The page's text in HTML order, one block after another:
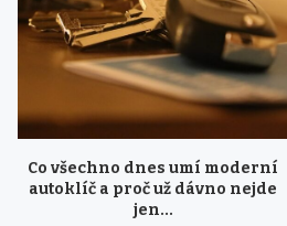
Co všechno dnes umí moderní
autoklíč a proč už dávno nejde
jen...